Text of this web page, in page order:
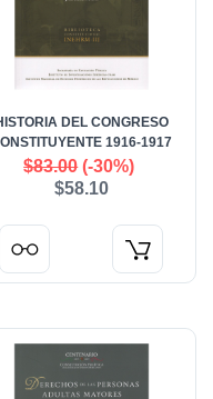
DEL CONGRESO
1916-1917
$83.00(-30%)
$58.10